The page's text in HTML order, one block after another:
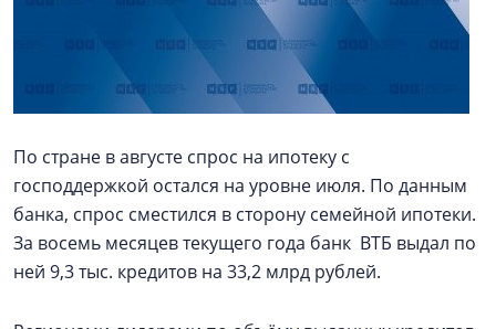
По стране в августе спрос на ипотеку с
господдержкой остался на уровне июля. По данным
банка, спрос сместился в сторону семейной ипотеки.
За восемь месяцев текущего года банк ВТБ выдал по
ней 9,3 тыс. кредитов на 33,2 млрд рублей.